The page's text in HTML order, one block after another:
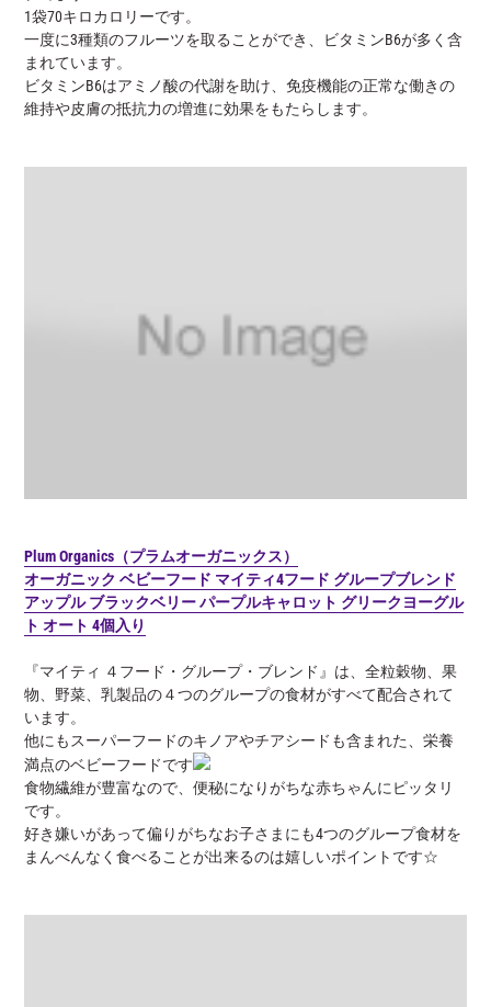
1袋70キロカロリーです。
一度に3種類のフルーツを取ることができ、ビタミンB6が多く含
まれています。
ビタミンB6はアミノ酸の代謝を助け、免疫機能の正常な働きの
維持や皮膚の抵抗力の増進に効果をもたらします。
Plum Organics（プラムオーガニックス）
オーガニック ベビーフード マイティ4フード グループブレンド
アップル ブラックベリー パープルキャロット グリークヨーグル
ト オート 4個入り
『マイティ ４フード・グループ・ブレンド』は、全粒穀物、果
物、野菜、乳製品の４つのグループの食材がすべて配合されて
います。
他にもスーパーフードのキノアやチアシードも含まれた、栄養
満点のベビーフードです
食物繊維が豊富なので、便秘になりがちな赤ちゃんにピッタリ
です。
好き嫌いがあって偏りがちなお子さまにも4つのグループ食材を
まんべんなく食べることが出来るのは嬉しいポイントです☆